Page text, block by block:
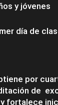
y jóvenes
día de
por
de
fortalece